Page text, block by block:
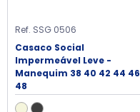
Ref. SSG 0506
Casaco Social
Impermeável Leve -
Manequim 38 40 42 44 46
48